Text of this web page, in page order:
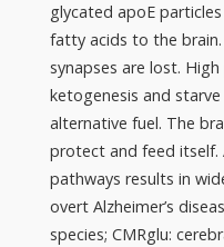
glycated apoE
fatty acids to the
synapses are lost.
ketogenesis and
alternative fuel. The
protect and feed itself.
pathways results in
overt Alzheimer’s
species; CMRglu: